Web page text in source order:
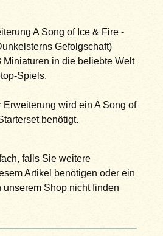
A Song of Ice & Fire -
Gefolgschaft)
Miniaturen in die beliebte Welt
Spiels.
wird ein A Song of
benötigt.
falls Sie weitere
Artikel benötigen oder ein
unserem Shop nicht finden